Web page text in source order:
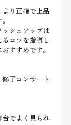
り正確で上品
シュアップは
コツを指導し
すすめです。
了コンサート
台でよく見られ